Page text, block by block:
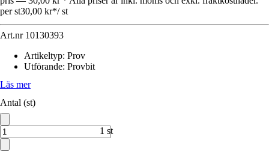
per st30,00 kr*/ st
Art.nr 10130393
Artikeltyp: Prov
Utförande: Provbit
Läs mer
Antal (st)
1 st